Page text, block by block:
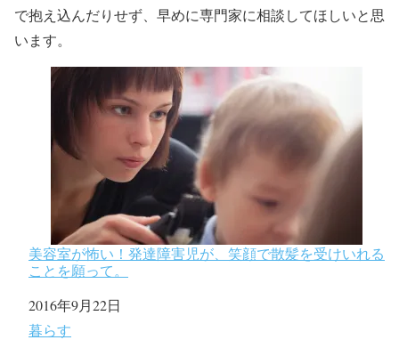
で抱え込んだりせず、早めに専門家に相談してほしいと思
います。
美容室が怖い！発達障害児が、笑顔で散髪を受けいれる
ことを願って。
日付
2016年9月22日
関連理由
暮らす